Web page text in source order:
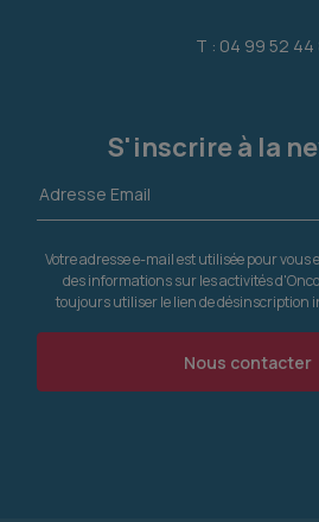
T : 04 99 52 44
S'inscrire à la
Votre adresse e-mail est utilisée pour
des informations sur les activités
toujours utiliser le lien de désinscription
Nous contacter